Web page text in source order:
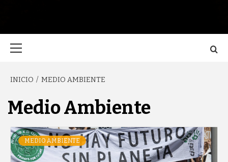
GARCÍA'S
BLOG
INICIO MEDIO AMBIENTE
Medio Ambiente
MEDIO AMBIENTE